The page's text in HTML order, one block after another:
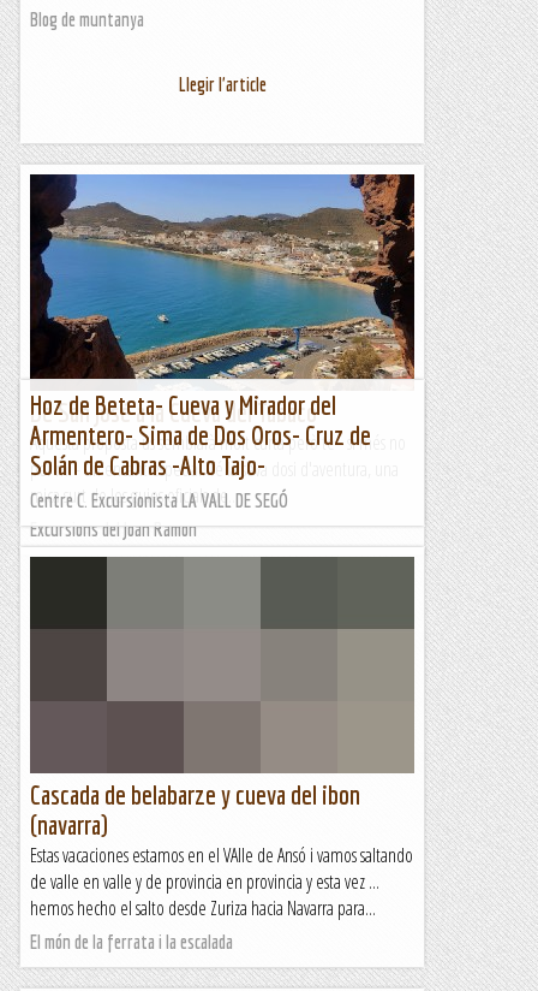
Blog de muntanya
Llegir l'article
De San José a la Cueva del Tabaco
Aquesta proposta us semblarà molt curta però té - si més no
per mi - un encant especial. Té la seva dosi d'aventura, una
mica surt de les guies oficials de...
Excursions del Joan Ramon
Hoz de Beteta- Cueva y Mirador del
Armentero- Sima de Dos Oros- Cruz de
Solán de Cabras -Alto Tajo-
Centre C. Excursionista LA VALL DE SEGÓ
Cascada de belabarze y cueva del ibon
(navarra)
Estas vacaciones estamos en el VAlle de Ansó i vamos saltando
de valle en valle y de provincia en provincia y esta vez ...
hemos hecho el salto desde Zuriza hacia Navarra para...
El món de la ferrata i la escalada